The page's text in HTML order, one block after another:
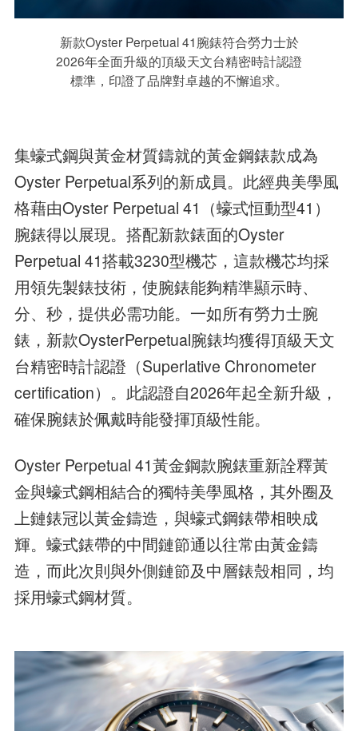
新款Oyster Perpetual 41腕錶符合勞力士於
2026年全面升級的頂級天文台精密時計認證
標準，印證了品牌對卓越的不懈追求。
集蠔式鋼與黃金材質鑄就的黃金鋼錶款成為
Oyster Perpetual系列的新成員。此經典美學風
格藉由Oyster Perpetual 41（蠔式恒動型41）
腕錶得以展現。搭配新款錶面的Oyster
Perpetual 41搭載3230型機芯，這款機芯均採
用領先製錶技術，使腕錶能夠精準顯示時、
分、秒，提供必需功能。一如所有勞力士腕
錶，新款OysterPerpetual腕錶均獲得頂級天文
台精密時計認證（Superlative Chronometer
certification）。此認證自2026年起全新升級，
確保腕錶於佩戴時能發揮頂級性能。
Oyster Perpetual 41黃金鋼款腕錶重新詮釋黃
金與蠔式鋼相結合的獨特美學風格，其外圈及
上鏈錶冠以黃金鑄造，與蠔式鋼錶帶相映成
輝。蠔式錶帶的中間鏈節通以往常由黃金鑄
造，而此次則與外側鏈節及中層錶殼相同，均
採用蠔式鋼材質。